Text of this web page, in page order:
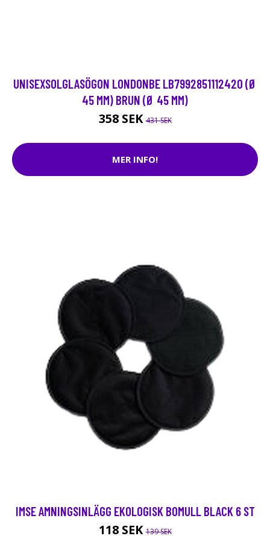
UNISEXSOLGLASÖGON LONDONBE LB7992851112420 (Ø
45 MM) BRUN (Ø 45 MM)
358 SEK431 SEK
MER INFO!
IMSE AMNINGSINLÄGG EKOLOGISK BOMULL BLACK 6 ST
118 SEK139 SEK